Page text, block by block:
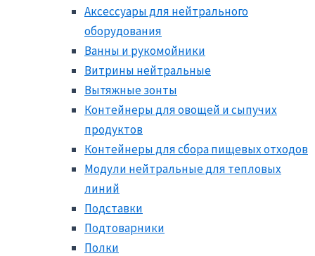
Аксессуары для нейтрального
оборудования
Ванны и рукомойники
Витрины нейтральные
Вытяжные зонты
Контейнеры для овощей и сыпучих
продуктов
Контейнеры для сбора пищевых отходов
Модули нейтральные для тепловых
линий
Подставки
Подтоварники
Полки